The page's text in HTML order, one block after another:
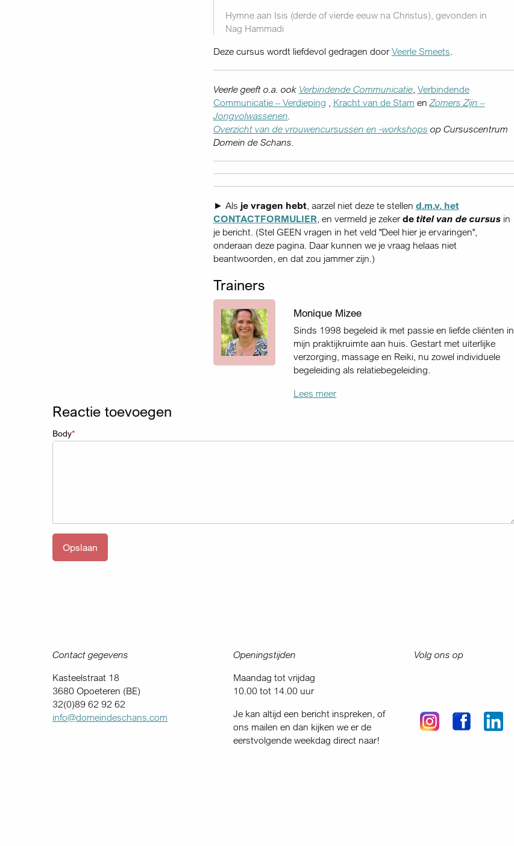
Hymne aan Isis (derde of vierde eeuw na Christus), gevonden in
Nag Hammadi
Deze cursus wordt liefdevol gedragen doorVeerle Smeets.
Veerle geeft o.a. ook Verbindende Communicatie, Verbindende
Communicatie – Verdieping , Kracht van de Stam enZomers Zijn –
Jongvolwassenen.
Overzicht van de vrouwencursussen en -workshops op Cursuscentrum
Domein de Schans.
► Als je vragen hebt, aarzel niet deze te stellen d.m.v. het
CONTACTFORMULIER, en vermeld je zekerde titel van de cursusin
je bericht. (Stel GEEN vragen in het veld "Deel hier je ervaringen",
onderaan deze pagina. Daar kunnen we je vraag helaas niet
beantwoorden, en dat zou jammer zijn.)
Trainers
Monique Mizee
Sinds 1998 begeleid ik met passie en liefde cliënten in
mijn praktijkruimte aan huis. Gestart met uiterlijke
verzorging, massage en Reiki, nu zowel individuele
begeleiding als relatiebegeleiding.
Lees meer
Reactie toevoegen
Body
Contact gegevens
Kasteelstraat 18
3680 Opoeteren (BE)
32(0)89 62 92 62
info@domeindeschans.com
Openingstijden
Maandag tot vrijdag
10.00 tot 14.00 uur
Je kan altijd een bericht inspreken, of
ons mailen en dan kijken we er de
eerstvolgende weekdag direct naar!
Volg ons op